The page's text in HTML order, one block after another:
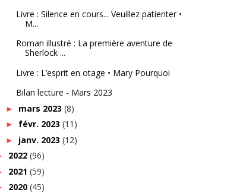
Livre : Silence en cours... Veuillez patienter •
M...
Roman illustré : La première aventure de
Sherlock ...
Livre : L’esprit en otage • Mary Pourquoi
Bilan lecture - Mars 2023
► mars 2023 (8)
► févr. 2023 (11)
► janv. 2023 (12)
2022 (96)
2021 (59)
2020 (45)